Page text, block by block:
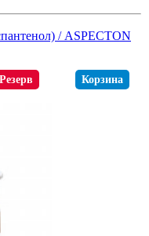
/ ASPECTON
Корзина